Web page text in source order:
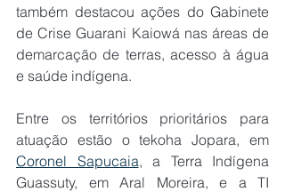
também destacou ações do Gabinete
de Crise Guarani Kaiowá nas áreas de
demarcação de terras, acesso à água
e saúde indígena.
Entre os territórios prioritários para
Coronel Sapucaia, a Terra Indígena
Guassuty, em Aral Moreira, e a TI